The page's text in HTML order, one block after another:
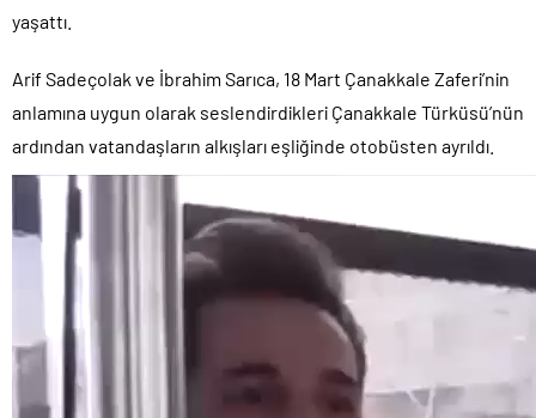
yaşattı.
Arif Sadeçolak ve İbrahim Sarıca, 18 Mart Çanakkale Zaferi’nin
anlamına uygun olarak seslendirdikleri Çanakkale Türküsü’nün
ardından vatandaşların alkışları eşliğinde otobüsten ayrıldı.